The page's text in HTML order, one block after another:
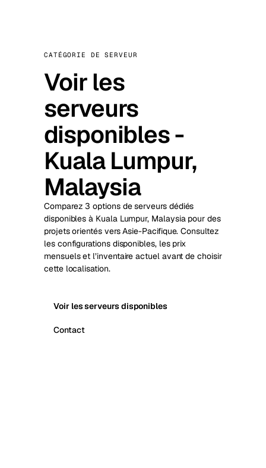
CATÉGORIE DE SERVEUR
Voir les
serveurs
disponibles -
Kuala Lumpur,
Malaysia
Comparez 3 options de serveurs dédiés
disponibles à Kuala Lumpur, Malaysia pour des
projets orientés vers Asie-Pacifique. Consultez
les configurations disponibles, les prix
mensuels et l’inventaire actuel avant de choisir
cette localisation.
Voir les serveurs disponibles
Contact